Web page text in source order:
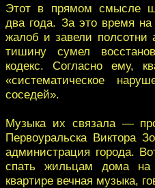
Этот в прямом смысле
два года. За это время
жалоб и завели полсотни
тишину сумел
кодекс. Согласно ему,
«систематическое
соседей».
Музыка их связала —
Первоуральска Виктора
администрация города.
спать жильцам дома на
квартире вечная музыка,